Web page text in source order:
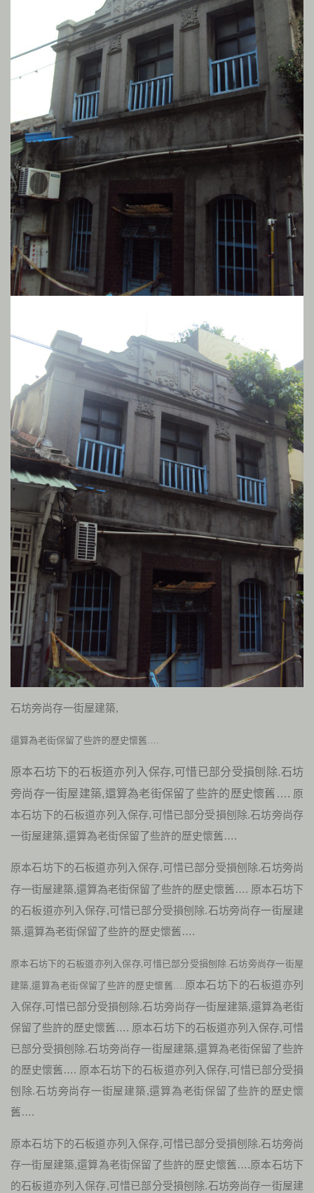
石坊旁尚存一街屋建築,
還算為老街保留了些許的歷史懷舊….
原本石坊下的石板道亦列入保存,可惜已部分受損刨除.石坊
旁尚存一街屋建築,還算為老街保留了些許的歷史懷舊…. 原
本石坊下的石板道亦列入保存,可惜已部分受損刨除.石坊旁尚存
一街屋建築,還算為老街保留了些許的歷史懷舊….
原本石坊下的石板道亦列入保存,可惜已部分受損刨除.石坊旁尚
存一街屋建築,還算為老街保留了些許的歷史懷舊…. 原本石坊下
的石板道亦列入保存,可惜已部分受損刨除.石坊旁尚存一街屋建
築,還算為老街保留了些許的歷史懷舊….
原本石坊下的石板道亦列入保存,可惜已部分受損刨除.石坊旁尚存一街屋
建築,還算為老街保留了些許的歷史懷舊…. 原本石坊下的石板道亦列
入保存,可惜已部分受損刨除.石坊旁尚存一街屋建築,還算為老街
保留了些許的歷史懷舊…. 原本石坊下的石板道亦列入保存,可惜
已部分受損刨除.石坊旁尚存一街屋建築,還算為老街保留了些許
的歷史懷舊…. 原本石坊下的石板道亦列入保存,可惜已部分受損
刨除.石坊旁尚存一街屋建築,還算為老街保留了些許的歷史懷
舊….
原本石坊下的石板道亦列入保存,可惜已部分受損刨除.石坊旁尚
存一街屋建築,還算為老街保留了些許的歷史懷舊….原本石坊下
的石板道亦列入保存,可惜已部分受損刨除.石坊旁尚存一街屋建